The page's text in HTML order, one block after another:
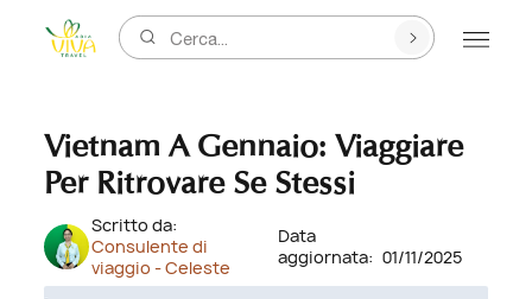
Cerca...
Vietnam A Gennaio: Viaggiare
Per Ritrovare Se Stessi
Scritto da:
Consulente di
viaggio - Celeste
Data
aggiornata: 01/11/2025